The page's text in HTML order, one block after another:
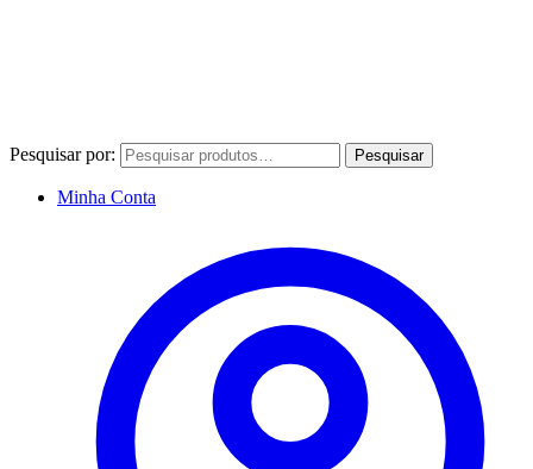
Pesquisar por: Pesquisar
Minha Conta